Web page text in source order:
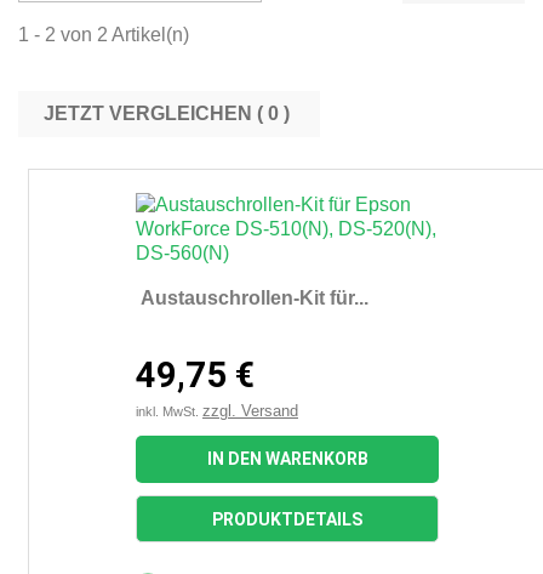
1 - 2 von 2 Artikel(n)
JETZT VERGLEICHEN ( 0
Austauschrollen-Kit für...
49,75 €
inkl. MwSt. zzgl. Versand
IN DEN WARENKORB
PRODUKTDETAILS